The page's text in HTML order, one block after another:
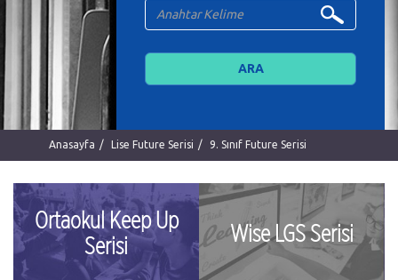
Anasayfa Lise Future Serisi 9. Sınıf Future Serisi
Ortaokul Keep Up
Serisi
Wise LGS Serisi